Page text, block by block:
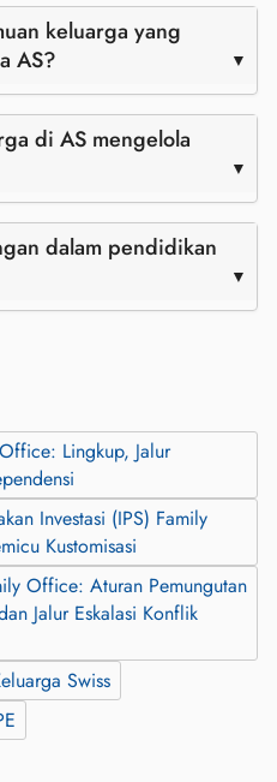
keluarga yang
AS?
di AS mengelola
dalam pendidikan
Lingkup, Jalur
Investasi (IPS) Family
Kustomisasi
Office: Aturan Pemungutan
Jalur Eskalasi Konflik
Swiss